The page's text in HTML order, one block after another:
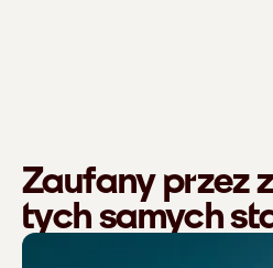
Zaufany przez
tych samych